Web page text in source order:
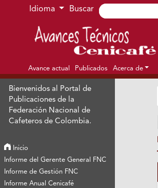
Ir al menú de navegación principal
Ir al contenido principal
Ir al pie de página del sitio
Idioma Buscar
Avance actual Publicados Acerca de
Bienvenidos al Portal de
Publicaciones de la
Federación Nacional de
Cafeteros de Colombia.
Inicio
Informe del Gerente General FNC
Informe de Gestión FNC
Informe Anual Cenicafé